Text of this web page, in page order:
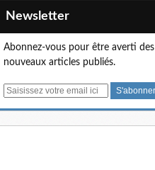
Newsletter
Abonnez-vous pour être averti des
nouveaux articles publiés.
E